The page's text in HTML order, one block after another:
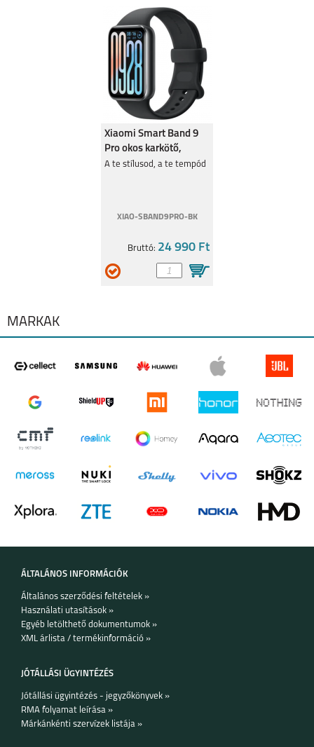
SAMSUNG GALAXY
S24 ULTRA
SAMSUNG GALAXY
SAMSUNG GALAXY
A05S
S23 FE
SAMSUNG GALAXY
SAMSUNG GALAXY
SAMSUNG GALAXY
A34 5G
SAMSUNG GALAXY
A54 5G
Xiaomi Smart Band 9
Pro okos karkötő,
fekete BHR8710
A te stílusod, a te tempód
XIAO-SBAND9PRO-BK
Bruttó: 24 990 Ft
MÁRKÁK
ÁLTALÁNOS INFORMÁCIÓK
Általános szerződési feltételek »
Használati utasítások »
Egyéb letölthető dokumentumok »
XML árlista / termékinformáció »
JÓTÁLLÁSI ÜGYINTÉZÉS
Jótállási ügyintézés - jegyzőkönyvek »
RMA folyamat leírása »
Márkánkénti szervízek listája »